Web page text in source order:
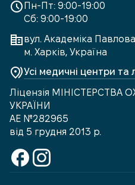
Пн-Пт: 9:00-19:00
Сб: 9:00-19:00
вул. Академіка
м. Харків, Україна
Усі медичні центри та
Ліцензія
УКРАЇНИ
АЕ №282965
від 5 грудня 2013 р.